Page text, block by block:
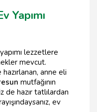
Yapımı
lezzetlere
mevcut.
anne eli
mutfağının
de hazır tatlılardan
ev